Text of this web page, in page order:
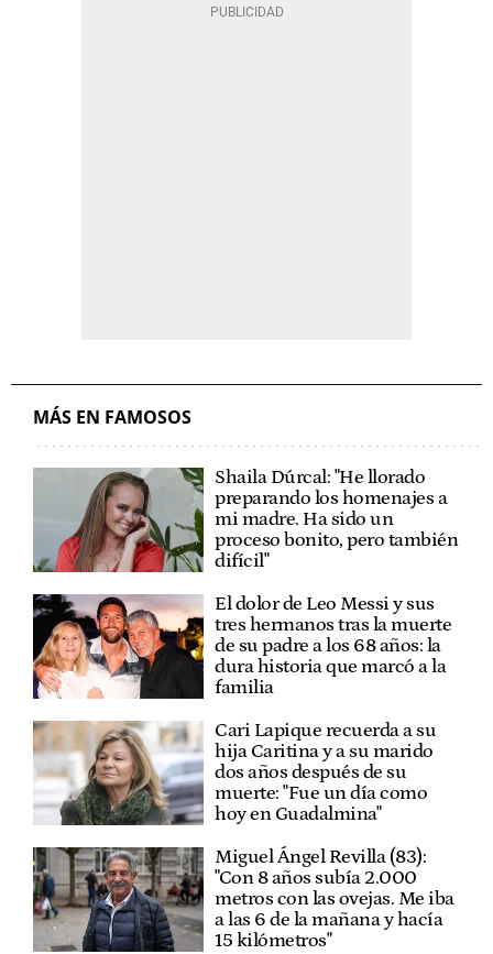
MÁS EN FAMOSOS
Shaila Dúrcal: "He llorado
preparando los homenajes a
mi madre. Ha sido un
proceso bonito, pero también
difícil"
El dolor de Leo Messi y sus
tres hermanos tras la muerte
de su padre a los 68 años: la
dura historia que marcó a la
familia
Cari Lapique recuerda a su
hija Caritina y a su marido
dos años después de su
muerte: "Fue un día como
hoy en Guadalmina"
Miguel Ángel Revilla (83):
"Con 8 años subía 2.000
metros con las ovejas. Me iba
a las 6 de la mañana y hacía
15 kilómetros"